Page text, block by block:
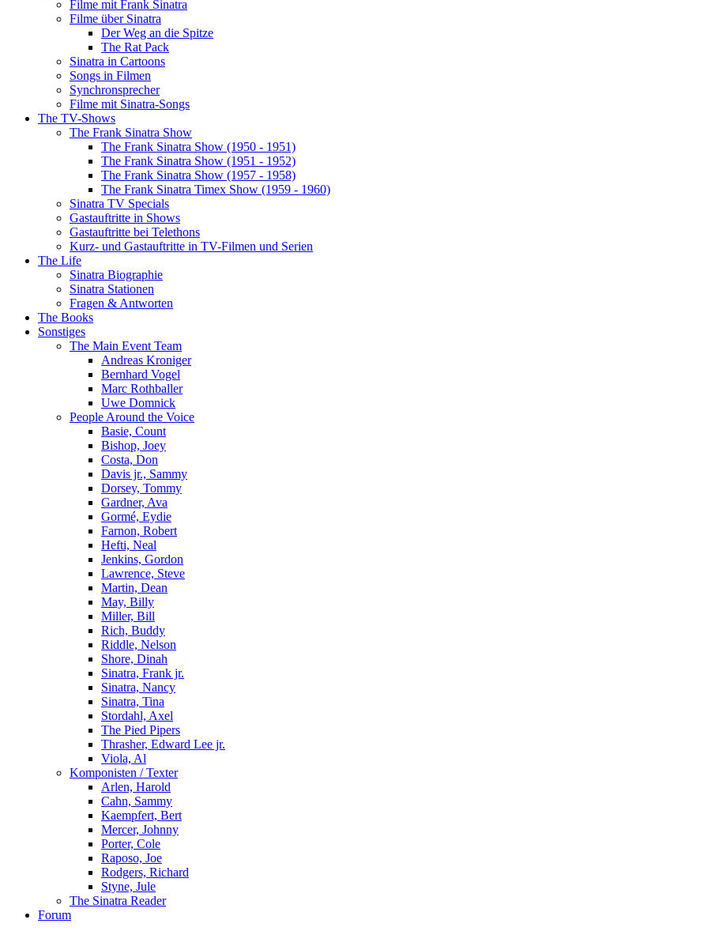
Filme mit Frank Sinatra
Filme über Sinatra
Der Weg an die Spitze
The Rat Pack
Sinatra in Cartoons
Songs in Filmen
Synchronsprecher
Filme mit Sinatra-Songs
The TV-Shows
The Frank Sinatra Show
The Frank Sinatra Show (1950 - 1951)
The Frank Sinatra Show (1951 - 1952)
The Frank Sinatra Show (1957 - 1958)
The Frank Sinatra Timex Show (1959 - 1960)
Sinatra TV Specials
Gastauftritte in Shows
Gastauftritte bei Telethons
Kurz- und Gastauftritte in TV-Filmen und Serien
The Life
Sinatra Biographie
Sinatra Stationen
Fragen & Antworten
The Books
Sonstiges
The Main Event Team
Andreas Kroniger
Bernhard Vogel
Marc Rothballer
Uwe Domnick
People Around the Voice
Basie, Count
Bishop, Joey
Costa, Don
Davis jr., Sammy
Dorsey, Tommy
Gardner, Ava
Gormé, Eydie
Farnon, Robert
Hefti, Neal
Jenkins, Gordon
Lawrence, Steve
Martin, Dean
May, Billy
Miller, Bill
Rich, Buddy
Riddle, Nelson
Shore, Dinah
Sinatra, Frank jr.
Sinatra, Nancy
Sinatra, Tina
Stordahl, Axel
The Pied Pipers
Thrasher, Edward Lee jr.
Viola, Al
Komponisten / Texter
Arlen, Harold
Cahn, Sammy
Kaempfert, Bert
Mercer, Johnny
Porter, Cole
Raposo, Joe
Rodgers, Richard
Styne, Jule
The Sinatra Reader
Forum